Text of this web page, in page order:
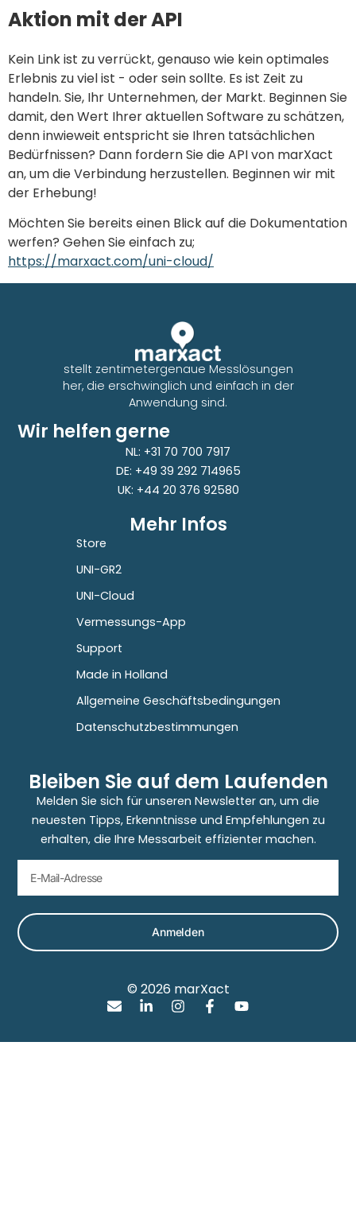
Aktion mit der API
Kein Link ist zu verrückt, genauso wie kein optimales
Erlebnis zu viel ist - oder sein sollte. Es ist Zeit zu
handeln. Sie, Ihr Unternehmen, der Markt. Beginnen Sie
damit, den Wert Ihrer aktuellen Software zu schätzen,
denn inwieweit entspricht sie Ihren tatsächlichen
Bedürfnissen? Dann fordern Sie die API von marXact
an, um die Verbindung herzustellen. Beginnen wir mit
der Erhebung!
Möchten Sie bereits einen Blick auf die Dokumentation
werfen? Gehen Sie einfach zu;
https://marxact.com/uni-cloud/
stellt zentimetergenaue Messlösungen
her, die erschwinglich und einfach in der
Anwendung sind.
Wir helfen gerne
NL: +31 70 700 7917
DE: +49 39 292 714965
UK: +44 20 376 92580
Mehr Infos
Store
UNI-GR2
UNI-Cloud
Vermessungs-App
Support
Made in Holland
Allgemeine Geschäftsbedingungen
Datenschutzbestimmungen
Bleiben Sie auf dem Laufenden
Melden Sie sich für unseren Newsletter an, um die
neuesten Tipps, Erkenntnisse und Empfehlungen zu
erhalten, die Ihre Messarbeit effizienter machen.
Anmelden
© 2026 marXact